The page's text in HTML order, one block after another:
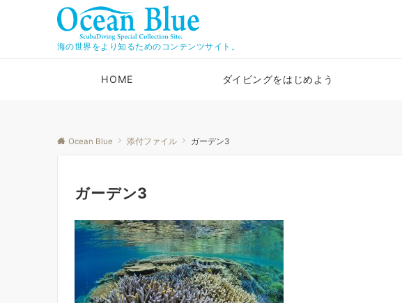
海の世界をより知るためのコンテンツサイト。
HOME ダイビングをはじめよう
Ocean Blue 添付ファイル ガーデン3
ガーデン3